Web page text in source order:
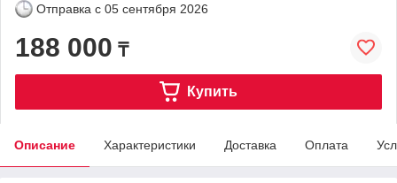
Отправка с 05 сентября 2026
188 000 ₸
Купить
Описание Характеристики Доставка Оплата